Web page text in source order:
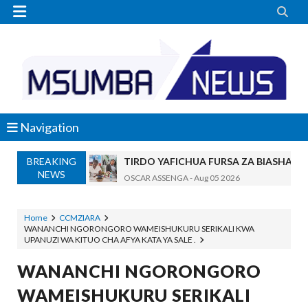
 
Navigation
BREAKING
NEWS
TIRDO YAFICHUA FURSA ZA
OSCAR ASSENGA-Aug 05 2026
BARRICK NORTH MARA YAZIDI
WAKULIMA, WAFUGAJI, WAVUVI
MSUMBA- Aug 05 2026
Shamba Langu La Hekari Kumi
Home
CCMZIARA
WANANCHI NGORONGORO WAMEISHUKURU SERIKALI KWA
UPANUZI WA KITUO CHA AFYA KATA YA SALE .
WANANCHI NGORONGORO
WAMEISHUKURU SERIKALI